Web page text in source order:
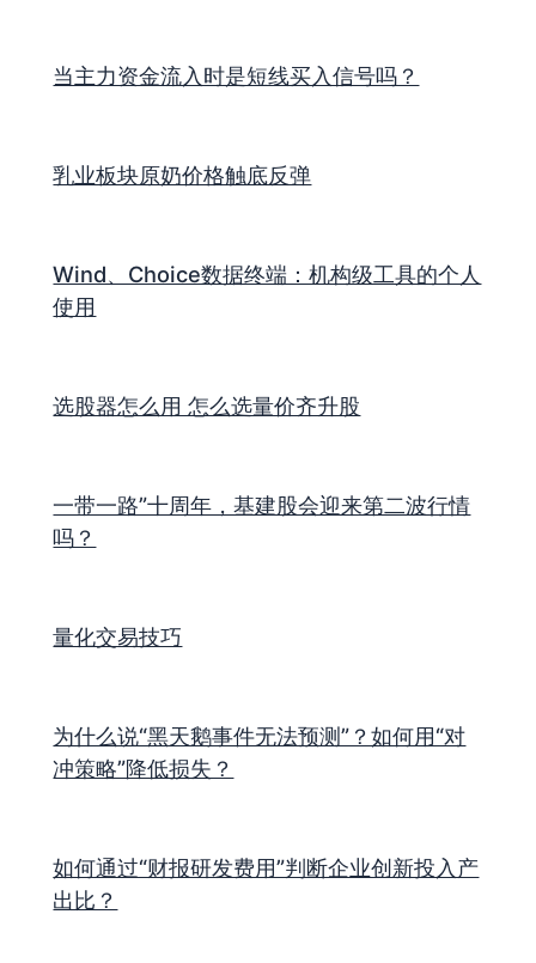
当主力资金流入时是短线买入信号吗？
乳业板块原奶价格触底反弹
Wind、Choice数据终端：机构级工具的个人
使用
选股器怎么用 怎么选量价齐升股
一带一路”十周年，基建股会迎来第二波行情
吗？
量化交易技巧
为什么说“黑天鹅事件无法预测”？如何用“对
冲策略”降低损失？
如何通过“财报研发费用”判断企业创新投入产
出比？